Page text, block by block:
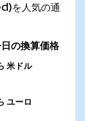
人気の通
の換算価格
米ドル
ユーロ